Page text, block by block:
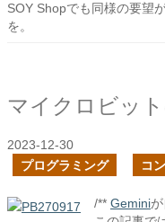
SOY Shopでも同様の要望
を。
2023-12-30
プログラミング
コ
/** Gemini